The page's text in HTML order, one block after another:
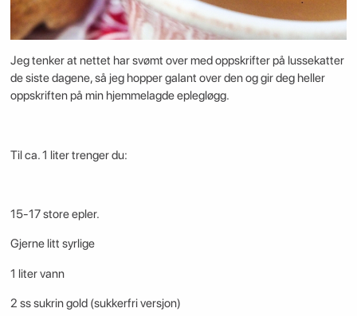
Jeg tenker at nettet har svømt over med oppskrifter på lussekatter
de siste dagene, så jeg hopper galant over den og gir deg heller
oppskriften på min hjemmelagde eplegløgg.
Til ca. 1 liter trenger du:
15-17 store epler.
Gjerne litt syrlige
1 liter vann
2 ss sukrin gold (sukkerfri versjon)